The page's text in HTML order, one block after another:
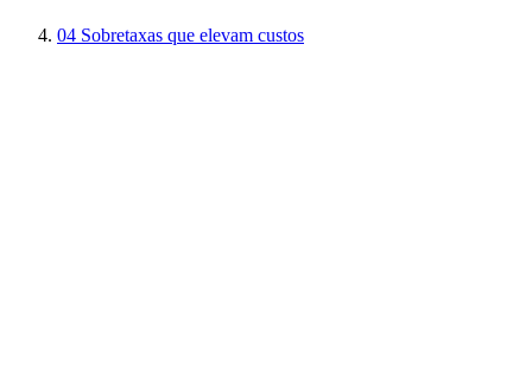
04 Sobretaxas que elevam custos